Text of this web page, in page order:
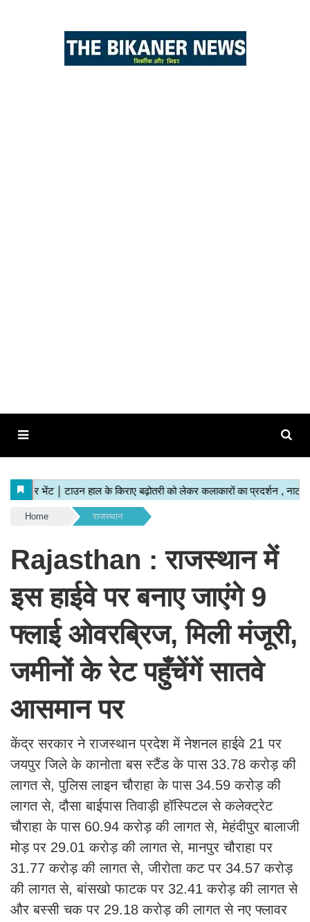
Home राजस्थान
Rajasthan : राजस्थान में
इस हाईवे पर बनाए जाएंगे 9
फ्लाई ओवरब्रिज, मिली मंजूरी,
जमीनों के रेट पहुँचेंगें सातवे
आसमान पर
केंद्र सरकार ने राजस्थान प्रदेश में नेशनल हाईवे 21 पर
जयपुर जिले के कानोता बस स्टैंड के पास 33.78 करोड़ की
लागत से, पुलिस लाइन चौराहा के पास 34.59 करोड़ की
लागत से, दौसा बाईपास तिवाड़ी हॉस्पिटल से कलेक्ट्रेट
चौराहा के पास 60.94 करोड़ की लागत से, मेहंदीपुर बालाजी
मोड़ पर 29.01 करोड़ की लागत से, मानपुर चौराहा पर
31.77 करोड़ की लागत से, जीरोता कट पर 34.57 करोड़
की लागत से, बांसखो फाटक पर 32.41 करोड़ की लागत से
और बस्सी चक पर 29.18 करोड़ की लागत से नए फ्लावर